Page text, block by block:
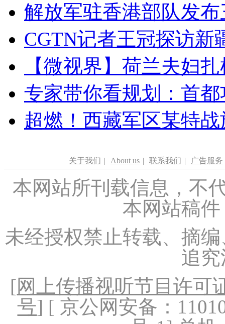
解放军驻香港部队发
CGTN记者王冠探访新
【微视界】荷兰夫妇
专家带你看规划：首
超燃！西藏军区某特
关于我们 | About us | 联系我们 | 广告服务
本网站所刊载信息，不
本网站稿
未经授权禁止转载、摘
追
[网上传播视听节目许可
号] [ 京公网安备：